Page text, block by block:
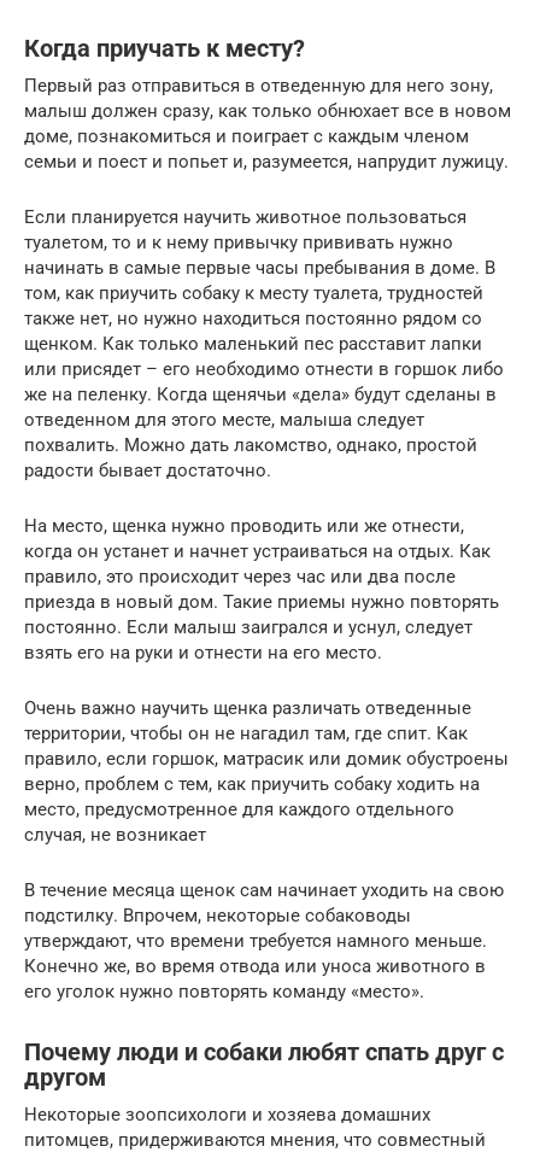
Когда приучать к месту?
Первый раз отправиться в отведенную для него зону,
малыш должен сразу, как только обнюхает все в новом
доме, познакомиться и поиграет с каждым членом
семьи и поест и попьет и, разумеется, напрудит лужицу.
Если планируется научить животное пользоваться
туалетом, то и к нему привычку прививать нужно
начинать в самые первые часы пребывания в доме. В
том, как приучить собаку к месту туалета, трудностей
также нет, но нужно находиться постоянно рядом со
щенком. Как только маленький пес расставит лапки
или присядет – его необходимо отнести в горшок либо
же на пеленку. Когда щенячьи «дела» будут сделаны в
отведенном для этого месте, малыша следует
похвалить. Можно дать лакомство, однако, простой
радости бывает достаточно.
На место, щенка нужно проводить или же отнести,
когда он устанет и начнет устраиваться на отдых. Как
правило, это происходит через час или два после
приезда в новый дом. Такие приемы нужно повторять
постоянно. Если малыш заигрался и уснул, следует
взять его на руки и отнести на его место.
Очень важно научить щенка различать отведенные
территории, чтобы он не нагадил там, где спит. Как
правило, если горшок, матрасик или домик обустроены
верно, проблем с тем, как приучить собаку ходить на
место, предусмотренное для каждого отдельного
случая, не возникает
В течение месяца щенок сам начинает уходить на свою
подстилку. Впрочем, некоторые собаководы
утверждают, что времени требуется намного меньше.
Конечно же, во время отвода или уноса животного в
его уголок нужно повторять команду «место».
Почему люди и собаки любят спать друг с
другом
Некоторые зоопсихологи и хозяева домашних
питомцев, придерживаются мнения, что совместный